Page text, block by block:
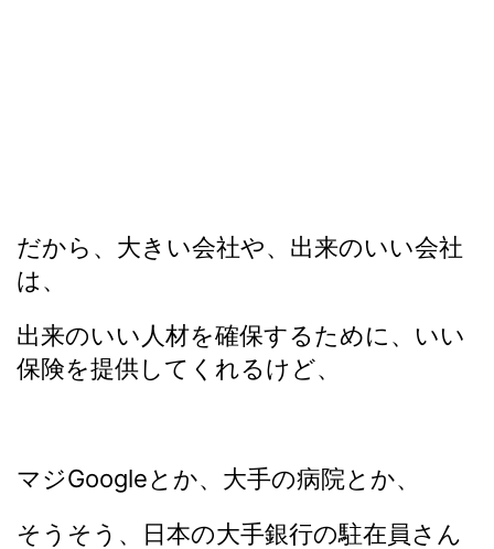
だから、大きい会社や、出来のいい会社
は、
出来のいい人材を確保するために、いい
保険を提供してくれるけど、
マジGoogleとか、大手の病院とか、
そうそう、日本の大手銀行の駐在員さん